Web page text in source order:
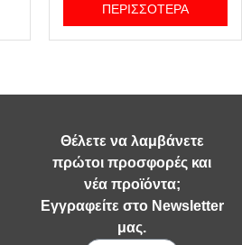
ΠΕΡΙΣΣΌΤΕΡΑ
Θέλετε να λαμβάνετε
πρώτοι προσφορές και
νέα προϊόντα;
Εγγραφείτε στο Newsletter
μας.